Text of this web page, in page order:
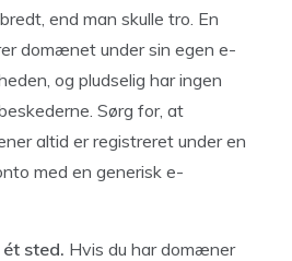
end man skulle tro. En
domænet under sin egen e-
og pludselig har ingen
Sørg for, at
altid er registreret under en
med en generisk e-
sted. Hvis du har domæner